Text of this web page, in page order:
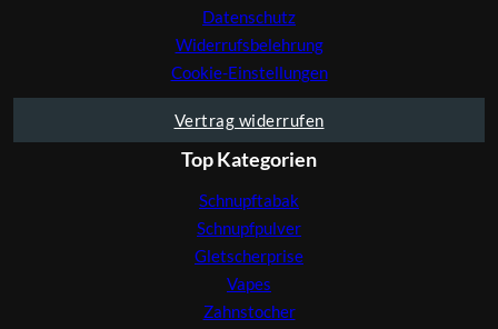
Datenschutz
Widerrufsbelehrung
Cookie-Einstellungen
Vertrag widerrufen
Top Kategorien
Schnupftabak
Schnupfpulver
Gletscherprise
Vapes
Zahnstocher